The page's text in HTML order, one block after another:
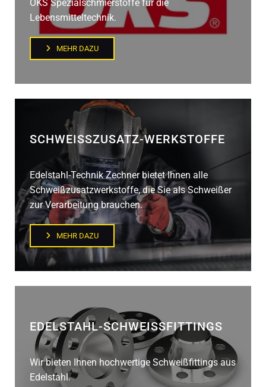
OKS Spezialschmierstoffe für die
Lebensmitteltechnik.
MEHR DAZU
SCHWEISSZUSATZ-WERKSTOFFE
Edelstahl-Technik Zechner bietet Ihnen alle
Schweißzusatzwerkstoffe, die Sie als Schweißer
zur Verarbeitung brauchen.
MEHR DAZU
EDELSTAHL-SCHWEISSFITTINGS
Wir bieten Ihnen hochwertige Schweißfittings aus
Edelstahl.